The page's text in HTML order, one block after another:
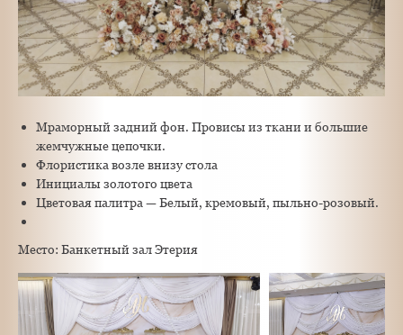
Мраморный задний фон. Провисы из ткани и большие
жемчужные цепочки.
Флористика возле внизу стола
Инициалы золотого цвета
Цветовая палитра — Белый, кремовый, пыльно-розовый.
Место: Банкетный зал Этерия